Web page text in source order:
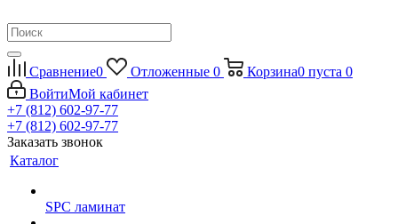
Сравнение0 Отложенные 0 Корзина0 пуста 0
ВойтиМой кабинет
+7 (812) 602-97-77
+7 (812) 602-97-77
Заказать звонок
Каталог
SPC ламинат